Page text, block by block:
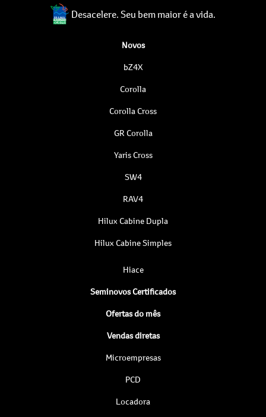
Desacelere. Seu bem maior é a vida.
Novos
bZ4X
Corolla
Corolla Cross
GR Corolla
Yaris Cross
SW4
RAV4
Hilux Cabine Dupla
Hilux Cabine Simples
Hiace
Seminovos Certificados
Ofertas do mês
Vendas diretas
Microempresas
PCD
Locadora